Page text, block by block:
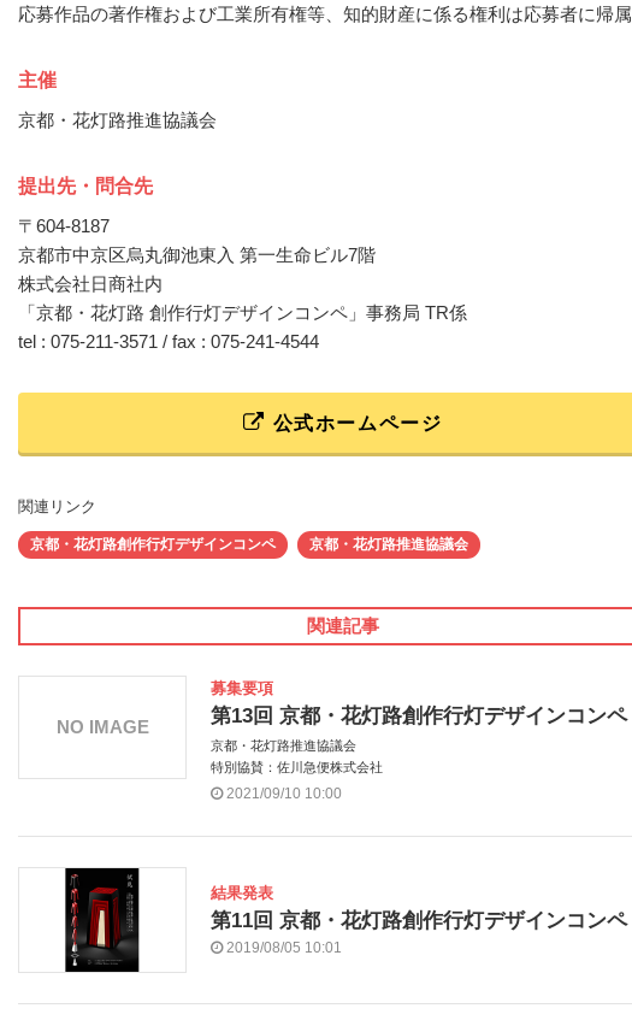
応募作品の著作権および工業所有権等、知的財産に係る権利は応募者に帰属
主催
京都・花灯路推進協議会
提出先・問合先
〒604-8187
京都市中京区烏丸御池東入 第一生命ビル7階
株式会社日商社内
「京都・花灯路 創作行灯デザインコンペ」事務局 TR係
tel : 075-211-3571 / fax : 075-241-4544
公式ホームページ
関連リンク
京都・花灯路創作行灯デザインコンペ 京都・花灯路推進協議会
関連記事
募集要項
第13回 京都・花灯路創作行灯デザインコンペ
京都・花灯路推進協議会
特別協賛：佐川急便株式会社
2021/09/10 10:00
NO IMAGE
結果発表
第11回 京都・花灯路創作行灯デザインコンペ
2019/08/05 10:01